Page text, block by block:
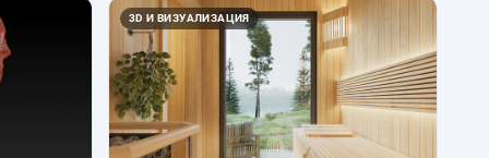
3D И ВИЗУАЛИЗАЦИЯ